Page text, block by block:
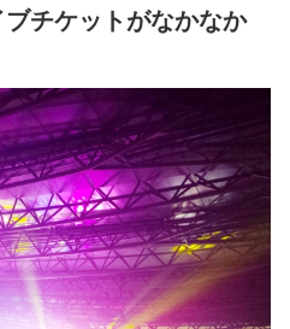
チケットがなかなか